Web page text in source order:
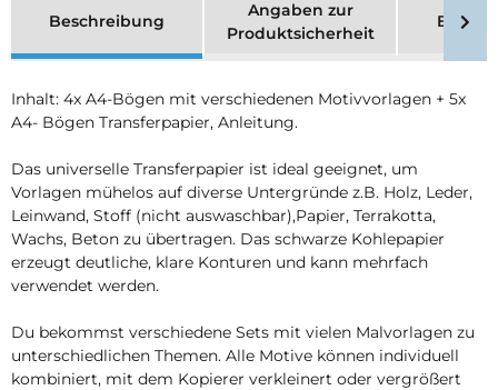
Beschreibung
Angaben zur
Produktsicherheit
Inhalt: 4x A4-Bögen mit verschiedenen Motivvorlagen + 5x
A4- Bögen Transferpapier, Anleitung.
Das universelle Transferpapier ist ideal geeignet, um
Vorlagen mühelos auf diverse Untergründe z.B. Holz, Leder,
Leinwand, Stoff (nicht auswaschbar),Papier, Terrakotta,
Wachs, Beton zu übertragen. Das schwarze Kohlepapier
erzeugt deutliche, klare Konturen und kann mehrfach
verwendet werden.
Du bekommst verschiedene Sets mit vielen Malvorlagen zu
unterschiedlichen Themen. Alle Motive können individuell
kombiniert, mit dem Kopierer verkleinert oder vergrößert